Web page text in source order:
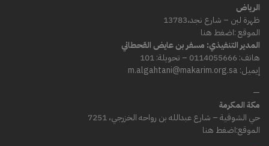
الرياض
ظهرة لبن – شارع نجد،13783
الموقع :اضغط هنا
المدير التنفيذي: مسفر بن عايض القحطاني
هاتف: 0114055666 – تحويلة: 101
إيميل: m.algahtani@makarim.org.sa
—
مكة المكرمة
حي الشوقية – شارع عبدالله بن رواحه الخزرجي، 7251
الموقع:اضغط هنا